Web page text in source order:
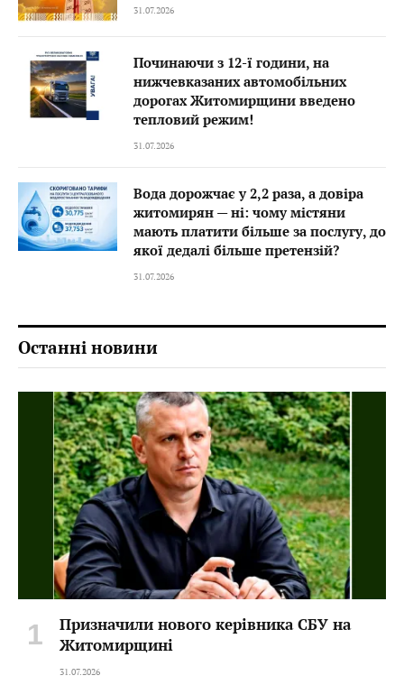
31.07.2026
Починаючи з 12-ї години, на
нижчевказаних автомобільних
дорогах Житомирщини введено
тепловий режим!
31.07.2026
Вода дорожчає у 2,2 раза, а довіра
житомирян — ні: чому містяни
мають платити більше за послугу, до
якої дедалі більше претензій?
31.07.2026
Останні новини
Призначили нового керівника СБУ на
Житомирщині
31.07.2026